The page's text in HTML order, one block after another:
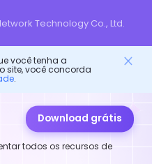
Download grátis
todos os recursos de
Technology Co., Ltd.
você tenha a
site, você concorda
.